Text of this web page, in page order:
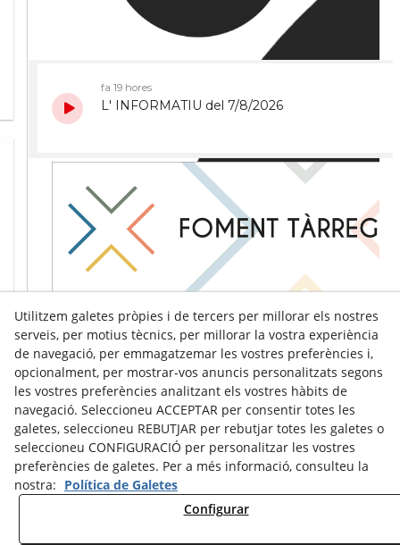
Utilitzem galetes pròpies i de tercers per millorar els nostres
serveis, per motius tècnics, per millorar la vostra experiència
de navegació, per emmagatzemar les vostres preferències i,
opcionalment, per mostrar-vos anuncis personalitzats segons
les vostres preferències analitzant els vostres hàbits de
navegació. Seleccioneu ACCEPTAR per consentir totes les
galetes, seleccioneu REBUTJAR per rebutjar totes les galetes o
seleccioneu CONFIGURACIÓ per personalitzar les vostres
preferències de galetes. Per a més informació, consulteu la
nostra: Política de Galetes
Configurar